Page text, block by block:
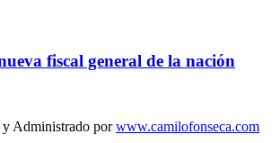
fiscal general de la nación
Administrado porwww.camilofonseca.com